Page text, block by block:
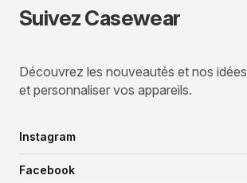
Suivez Casewear
Découvrez les nouveautés et nos
et personnaliser vos appareils.
Instagram
Facebook